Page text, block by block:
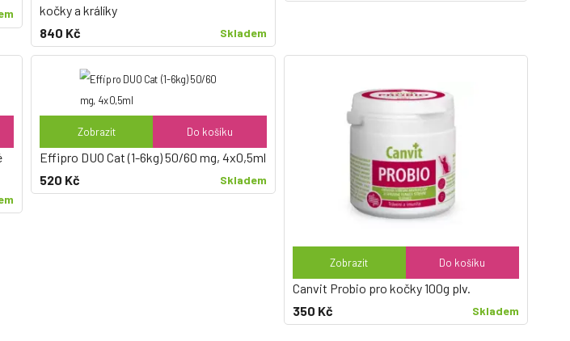
kočky a králíky
840 Kč
Skladem
Zobrazit Do košíku
Effipro DUO Cat (1-6kg) 50/60 mg, 4x0,5ml
520 Kč
Skladem
Zobrazit Do košíku
Canvit Probio pro kočky 100g plv.
350 Kč
Skladem